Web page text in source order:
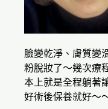
臉變乾淨、膚質變
粉脫妝了～幾次療
本上就是全程躺著
好術後保養就好～